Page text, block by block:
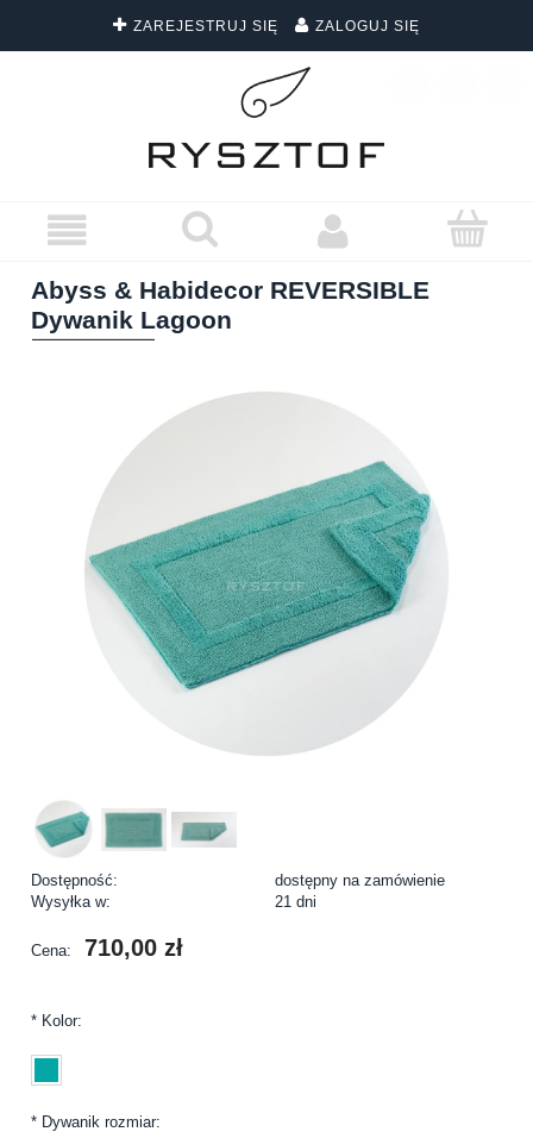
ZAREJESTRUJ SIĘ ZALOGUJ SIĘ
DARMOWA DOSTAWA WSZYSTKICH ZAMÓWIEŃ
Abyss & Habidecor REVERSIBLE
Dywanik Lagoon
Dostępność:
dostępny na zamówienie
Wysyłka w:
21 dni
Cena: 710,00 zł
* Kolor:
* Dywanik rozmiar: